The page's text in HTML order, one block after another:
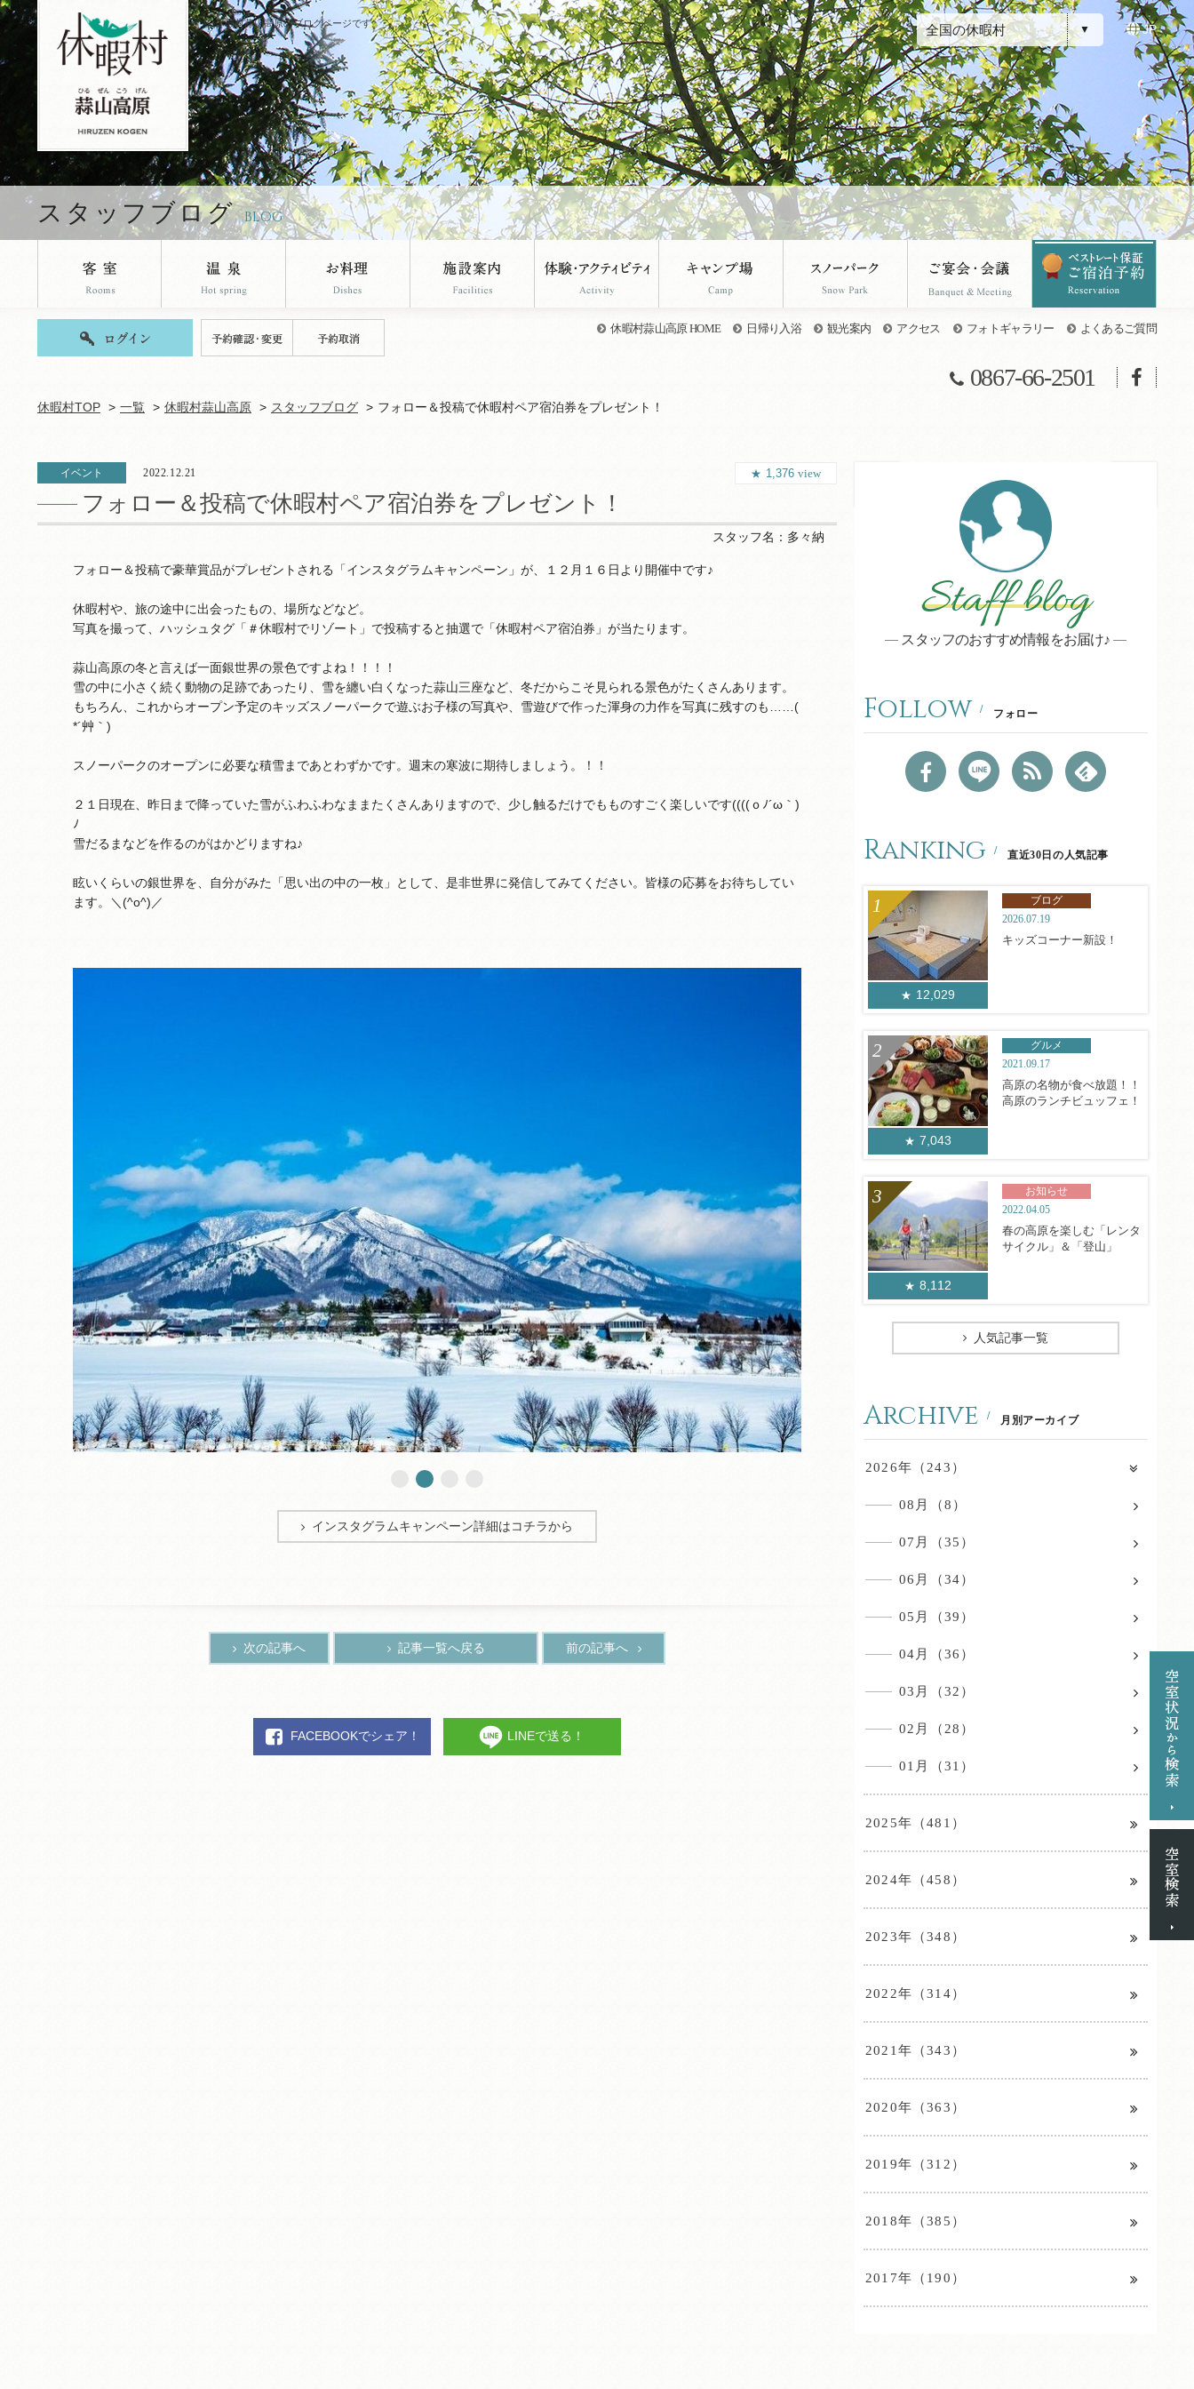
休暇村蒜山高原のブログページです。 全国の休暇村 JP
スタッフブログ BLOG
休暇村蒜山高原 HOME 日帰り入浴 観光案内 アクセス フォトギャラリー よくあるご質問
0867-66-2501
休暇村TOP 一覧 休暇村蒜山高原 スタッフブログ フォロー＆投稿で休暇村ペア宿泊券をプレゼント！
イベント 2022.12.21
フォロー＆投稿で休暇村ペア宿泊券をプレゼント！
1,376 view
スタッフ名： 多々納
フォロー＆投稿で豪華賞品がプレゼントされる「インスタグラムキャンペーン」が、１２月１６日より開催中です♪
休暇村や、旅の途中に出会ったもの、場所などなど。
写真を撮って、ハッシュタグ「＃休暇村でリゾート」で投稿すると抽選で「休暇村ペア宿泊券」が当たります。
蒜山高原の冬と言えば一面銀世界の景色ですよね！！！！
雪の中に小さく続く動物の足跡であったり、雪を纏い白くなった蒜山三座など、冬だからこそ見られる景色がたくさんあります。
もちろん、これからオープン予定のキッズスノーパークで遊ぶお子様の写真や、雪遊びで作った渾身の力作を写真に残すのも……(
*´艸｀)
スノーパークのオープンに必要な積雪まであとわずかです。週末の寒波に期待しましょう。！！
２１日現在、昨日まで降っていた雪がふわふわなままたくさんありますので、少し触るだけでもものすごく楽しいです((((ｏﾉ´ω｀)
ﾉ
雪だるまなどを作るのがはかどりますね♪
眩いくらいの銀世界を、自分がみた「思い出の中の一枚」として、是非世界に発信してみてください。皆様の応募をお待ちしてい
ます。＼(^o^)／
インスタグラムキャンペーン詳細はコチラから
次の記事へ 記事一覧へ戻る 前の記事へ
FACEBOOKでシェア！ LINEで送る！
Staff blog
スタッフのおすすめ情報をお届け♪
Follow フォロー
Ranking 直近30日の人気記事
12,029
ブログ
2026.07.19
キッズコーナー新設！
7,043
グルメ
2021.09.17
高原の名物が食べ放題！！
高原のランチビュッフェ！
8,112
お知らせ
2022.04.05
春の高原を楽しむ「レンタ
サイクル」＆「登山」
人気記事一覧
Archive 月別アーカイブ
2026年（243）
08月（8）
07月（35）
06月（34）
05月（39）
04月（36）
03月（32）
02月（28）
01月（31）
2025年（481）
2024年（458）
2023年（348）
2022年（314）
2021年（343）
2020年（363）
2019年（312）
2018年（385）
2017年（190）